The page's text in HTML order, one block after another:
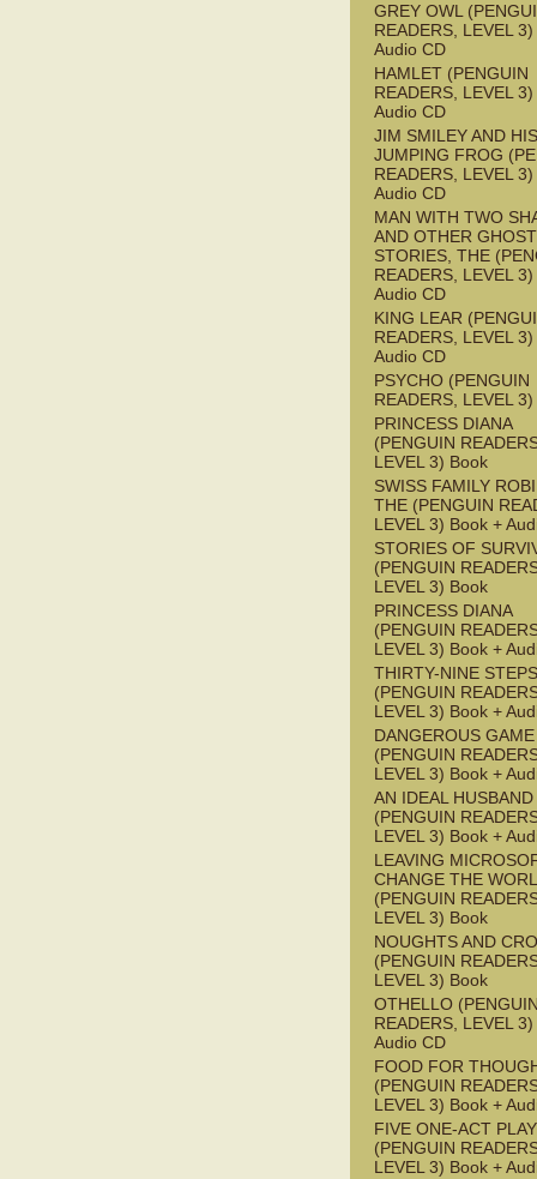
GREY OWL
READERS, LEVEL
Audio CD
HAMLET (PENGUIN
READERS, LEVEL
Audio CD
JIM SMILEY AND HIS
JUMPING FROG
READERS, LEVEL
Audio CD
MAN WITH TWO
AND OTHER GHOST
STORIES, THE
READERS, LEVEL
Audio CD
KING LEAR
READERS, LEVEL
Audio CD
PSYCHO (PENGUIN
READERS, LEVEL
PRINCESS DIANA
(PENGUIN
LEVEL 3) Book
SWISS FAMILY
THE (PENGUIN
LEVEL 3) Book +
STORIES OF
(PENGUIN
LEVEL 3) Book
PRINCESS DIANA
(PENGUIN
LEVEL 3) Book +
THIRTY-NINE
(PENGUIN
LEVEL 3) Book +
DANGEROUS GAME
(PENGUIN
LEVEL 3) Book +
AN IDEAL HUSBAND
(PENGUIN
LEVEL 3) Book +
LEAVING
CHANGE THE
(PENGUIN
LEVEL 3) Book
NOUGHTS AND
(PENGUIN
LEVEL 3) Book
OTHELLO
READERS, LEVEL
Audio CD
FOOD FOR
(PENGUIN
LEVEL 3) Book +
FIVE ONE-ACT
(PENGUIN
LEVEL 3) Book +